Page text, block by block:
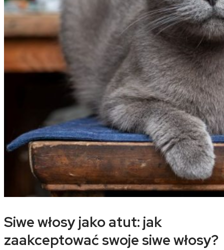
Siwe włosy jako atut: jak
zaakceptować swoje siwe włosy?